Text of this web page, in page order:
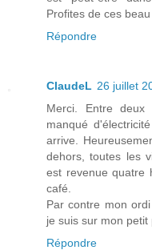
Profites de ces
Répondre
ClaudeL 26 juillet
Merci. Entre
manqué
arrive.
dehors, toutes les
est revenue quatre
café.
Par contre mon
je suis sur mon petit
Répondre